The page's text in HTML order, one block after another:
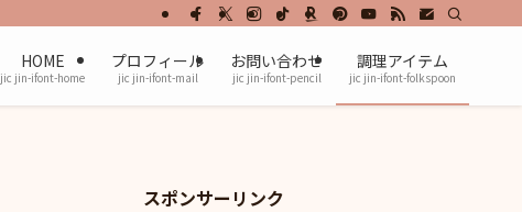
HOME
jic jin-ifont-home
プロフィール
jic jin-ifont-mail
お問い合わせ
jic jin-ifont-pencil
調理アイテム
jic jin-ifont-folkspoon
スポンサーリンク